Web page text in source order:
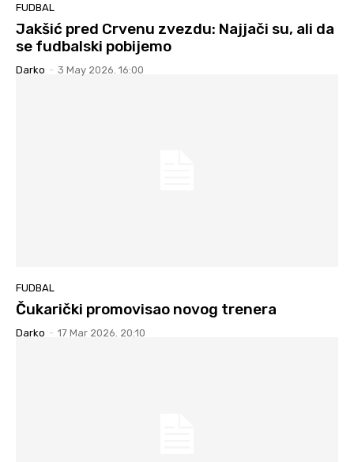
FUDBAL
Jakšić pred Crvenu zvezdu: Najjači su, ali da
se fudbalski pobijemo
Darko - 3 May 2026. 16:00
FUDBAL
Čukarički promovisao novog trenera
Darko - 17 Mar 2026. 20:10